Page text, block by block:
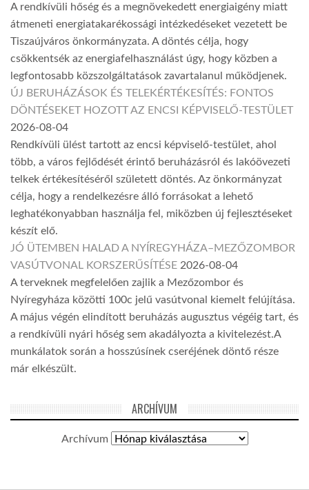
A rendkívüli hőség és a megnövekedett energiaigény miatt
átmeneti energiatakarékossági intézkedéseket vezetett be
Tiszaújváros önkormányzata. A döntés célja, hogy
csökkentsék az energiafelhasználást úgy, hogy közben a
legfontosabb közszolgáltatások zavartalanul működjenek.
ÚJ BERUHÁZÁSOK ÉS TELEKÉRTÉKESÍTÉS: FONTOS
DÖNTÉSEKET HOZOTT AZ ENCSI KÉPVISELŐ-TESTÜLET
2026-08-04
Rendkívüli ülést tartott az encsi képviselő-testület, ahol
több, a város fejlődését érintő beruházásról és lakóövezeti
telkek értékesítéséről született döntés. Az önkormányzat
célja, hogy a rendelkezésre álló forrásokat a lehető
leghatékonyabban használja fel, miközben új fejlesztéseket
készít elő.
JÓ ÜTEMBEN HALAD A NYÍREGYHÁZA–MEZŐZOMBOR
VASÚTVONAL KORSZERŰSÍTÉSE 2026-08-04
A terveknek megfelelően zajlik a Mezőzombor és
Nyíregyháza közötti 100c jelű vasútvonal kiemelt felújítása.
A május végén elindított beruházás augusztus végéig tart, és
a rendkívüli nyári hőség sem akadályozta a kivitelezést.A
munkálatok során a hosszúsínek cseréjének döntő része
már elkészült.
ARCHÍVUM
Archívum